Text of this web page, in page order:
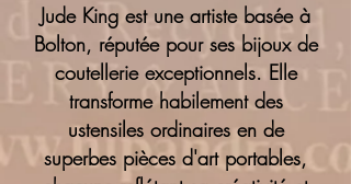
Jude King est une artiste basée à
Bolton, réputée pour ses bijoux de
coutellerie exceptionnels. Elle
transforme habilement des
ustensiles ordinaires en de
superbes pièces d'art portables,